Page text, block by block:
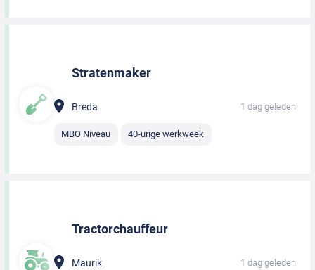
Stratenmaker
Breda 1 dag geleden
MBO Niveau 40-urige werkweek
Tractorchauffeur
Maurik 1 dag geleden